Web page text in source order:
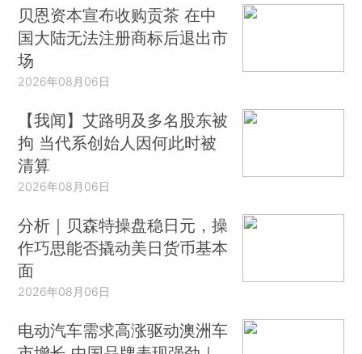
贝恩资本宣布收购贡茶 在中
国大陆无法注册商标后退出市
场
2026年08月06日
【我闻】艾路明及多名股东被
拘 当代系创始人因何此时被
清算
2026年08月06日
分析｜贝森特操盘稳日元，操
作巧思能否撬动美日货币基本
面
2026年08月06日
电动汽车需求高涨驱动澳洲车